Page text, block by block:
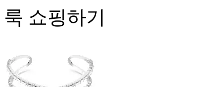
룩 쇼핑하기